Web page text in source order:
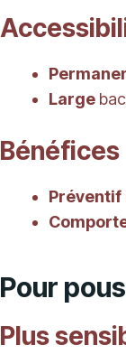
Large
Bénéfices
Préventif
Pour
Plus